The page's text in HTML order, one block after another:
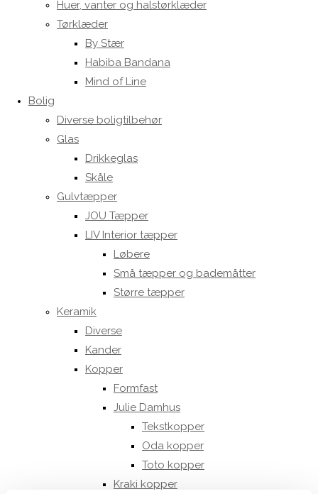
Huer, vanter og halstørklæder
Tørklæder
By Stær
Habiba Bandana
Mind of Line
Bolig
Diverse boligtilbehør
Glas
Drikkeglas
Skåle
Gulvtæpper
JOU Tæpper
LIV Interior tæpper
Løbere
Små tæpper og bademåtter
Større tæpper
Keramik
Diverse
Kander
Kopper
Formfast
Julie Damhus
Tekstkopper
Oda kopper
Toto kopper
Kraki kopper